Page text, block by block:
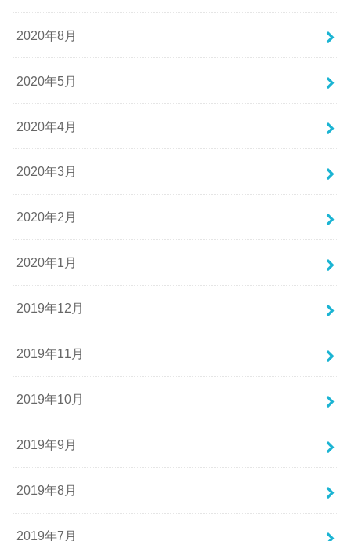
2020年8月
2020年5月
2020年4月
2020年3月
2020年2月
2020年1月
2019年12月
2019年11月
2019年10月
2019年9月
2019年8月
2019年7月